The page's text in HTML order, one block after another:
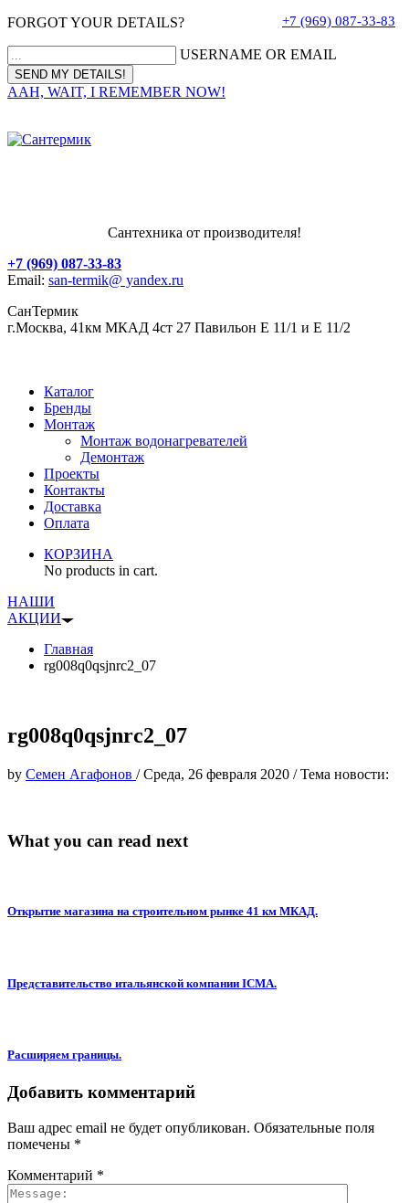
FORGOT YOUR DETAILS?
USERNAME OR EMAIL
AAH, WAIT, I REMEMBER NOW!
+7 (969) 087-33-83
Сантехника от производителя!
+7 (969) 087-33-83
Email: san-termik@ yandex.ru
СанТермик
г.Москва, 41км МКАД 4ст 27 Павильон Е 11/1 и Е 11/2
Каталог
Бренды
Монтаж
Монтаж водонагревателей
Демонтаж
Проекты
Контакты
Доставка
Оплата
КОРЗИНА
No products in cart.
НАШИ
АКЦИИ
Главная
rg008q0qsjnrc2_07
rg008q0qsjnrc2_07
by Семен Агафонов /Среда, 26 февраля 2020 /Тема новости:
What you can read next
Открытие магазина на строительном рынке 41 км МКАД.
Представительство итальянской компании ICMA.
Расширяем границы.
Добавить комментарий
Ваш адрес email не будет опубликован. Обязательные поля
помечены *
Комментарий *